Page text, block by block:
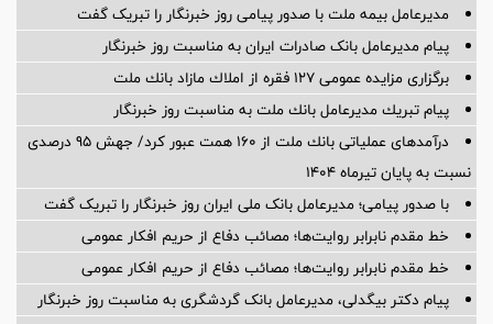
مدیرعامل بیمه ملت با صدور پیامی روز خبرنگار را تبریک گفت
پیام مدیرعامل بانک صادرات ایران به مناسبت روز خبرنگار
برگزاری مزایده عمومی 127 فقره از املاك مازاد بانك ملت
پیام تبریك مدیرعامل بانك ملت به مناسبت روز خبرنگار
درآمدهای عملیاتی بانك ملت از 160 همت عبور كرد/ جهش 95 درصدی
نسبت به پایان تیرماه 1404
با صدور پیامی؛ مدیرعامل بانک ملی ایران روز خبرنگار را تبریک گفت
خط مقدم نابرابر روایت‌ها؛ مصائب دفاع از حریم افکار عمومی
خط مقدم نابرابر روایت‌ها؛ مصائب دفاع از حریم افکار عمومی
پیام دکتر بیگدلی، مدیرعامل بانک گردشگری به مناسبت روز خبرنگار